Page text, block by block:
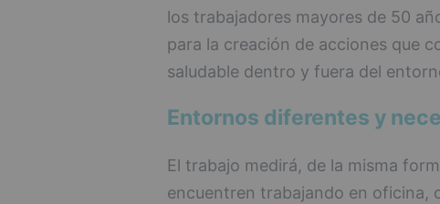
los trabajadores mayores de 50
para la creación de acciones que
saludable dentro y fuera del
Entornos diferentes y
El trabajo medirá, de la misma
encuentren trabajando en oficina,